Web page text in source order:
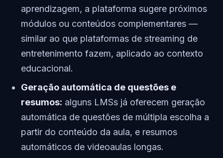
aprendizagem, a plataforma sugere próximos
módulos ou conteúdos complementares —
similar ao que plataformas de streaming de
entretenimento fazem, aplicado ao contexto
educacional.
Geração automática de questões e
resumos: alguns LMSs já oferecem geração
automática de questões de múltipla escolha a
partir do conteúdo da aula, e resumos
automáticos de videoaulas longas.